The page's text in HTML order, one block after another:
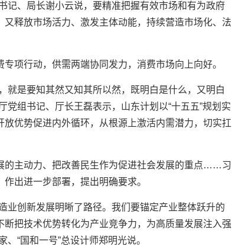
记、局长谢小云说，要精准把握有效市场和有为政府
释放市场活力、激发主体动能，持续营造市场化、法
项行动，供需两端协同发力，消费市场向上向好。
就是要知其然又知其所以然，既明白是什么，又明白
党组书记、厅长王磊表示，山东计划以“十五五”规划实
优势促进内外循环，从根源上激活内需潜力，切实扛
的主动力、把改善民生作为促进社会发展的重点……习
出进一步部署，提出明确要求。
业创新发展明晰了路径。我们要锚定产业整体跃升的
把技术优势转化为产业竞争力，为高质量发展注入强
“国和一号”总设计师郑明光说。